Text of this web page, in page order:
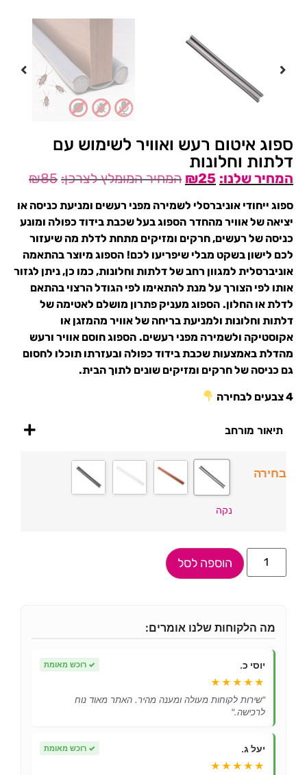
ספוג איטום רעש ואוויר לשימוש עם
דלתות וחלונות
₪85 ₪25
ספוג ייחודי אוניברסלי לשמירה מפני רעשים ומניעת כניסה או
יציאה של אוויר מהחדר הספוג בעל שכבת בידוד כפולה ומונע
כניסה של רעשים, חרקים ומזיקים מתחת לדלת מה שיעזור
לכם לישון בשקט מבלי שיפריעו לכם! הספוג מיוצר בהתאמה
אוניברסלית למגוון רחב של דלתות וחלונות, כמו כן, ניתן לגזור
אותו לפי הצורך על מנת להתאימו לפי הגודל הרצוי בהתאם
לדלת או החלון. הספוג מעניק פתרון מושלם לאטימה של
דלתות וחלונות ולמניעת בריחה של אוויר מהמזגן או
אקוסטיקה ולשמירה מפני רעשים. הספוג חוסם אוויר ורעש
מהדלת באמצעות שכבת בידוד כפולה ובעזרתו תוכלו לחסום
גם כניסה של חרקים ומזיקים שונים לתוך הבית.
4 צבעים לבחירה
תיאור מורחב
בחירה
נקה
הוספה לסל
מה הלקוחות שלנו אומרים:
יוסי כ. ✓ רוכש מאומת
★★★★★
"שירות לקוחות מעולה ומענה מהיר. האתר מאוד נוח
לרכישה."
יעל ג. ✓ רוכש מאומת
★★★★★